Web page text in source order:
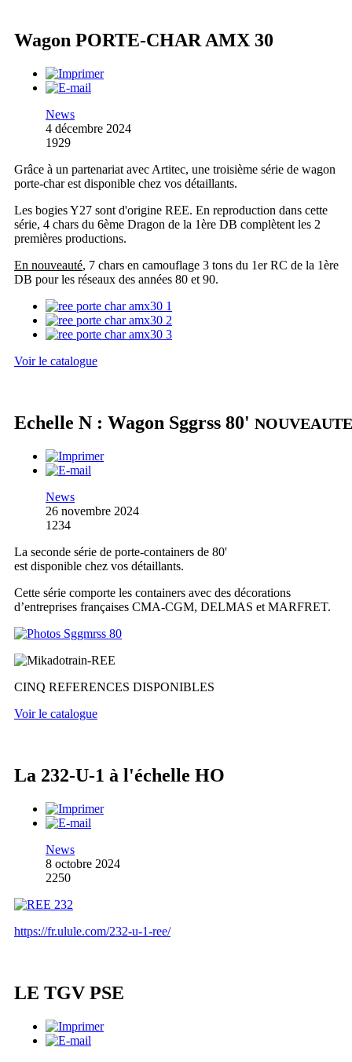
Wagon PORTE-CHAR AMX 30
News
4 décembre 2024
1929
Grâce à un partenariat avec Artitec, une troisième série de wagon
porte-char est disponible chez vos détaillants.
Les bogies Y27 sont d'origine REE. En reproduction dans cette
série, 4 chars du 6ème Dragon de la 1ère DB complètent les 2
premières productions.
En nouveauté, 7 chars en camouflage 3 tons du 1er RC de la 1ère
DB pour les réseaux des années 80 et 90.
Voir le catalogue
Echelle N : Wagon Sggrss 80' NOUVEAUTE
News
26 novembre 2024
1234
La seconde série de porte-containers de 80'
est disponible chez vos détaillants.
Cette série comporte les containers avec des décorations
d’entreprises françaises CMA-CGM, DELMAS et MARFRET.
CINQ REFERENCES DISPONIBLES
Voir le catalogue
La 232-U-1 à l'échelle HO
News
8 octobre 2024
2250
https://fr.ulule.com/232-u-1-ree/
LE TGV PSE